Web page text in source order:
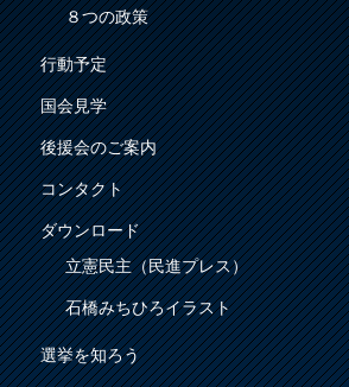
８つの政策
行動予定
国会見学
後援会のご案内
コンタクト
ダウンロード
立憲民主（民進プレス）
石橋みちひろイラスト
選挙を知ろう